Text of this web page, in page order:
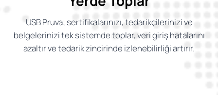
USB Pruva; sertifikalarınızı, tedarikçilerinizi ve
belgelerinizi tek sistemde toplar, veri giriş hatalarını
azaltır ve tedarik zincirinde izlenebilirliği artırır.